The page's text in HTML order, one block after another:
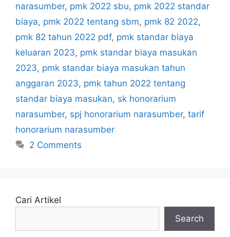
narasumber, pmk 2022 sbu, pmk 2022 standar
biaya, pmk 2022 tentang sbm, pmk 82 2022,
pmk 82 tahun 2022 pdf, pmk standar biaya
keluaran 2023, pmk standar biaya masukan
2023, pmk standar biaya masukan tahun
anggaran 2023, pmk tahun 2022 tentang
standar biaya masukan, sk honorarium
narasumber, spj honorarium narasumber, tarif
honorarium narasumber
2 Comments
Cari Artikel
Search